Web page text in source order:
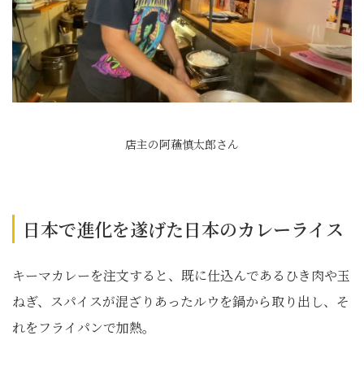
店主の阿蘓慎太郎さん
日本で進化を遂げた日本のカレーライス
キーマカレーを注文すると、既に仕込んであるひき肉や玉
ねぎ、スパイスが混ざりあったルウを鍋から取り出し、そ
れをフライパンで加熱。